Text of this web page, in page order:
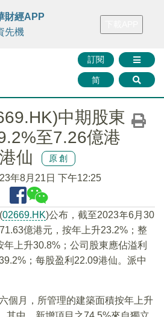
FINMETA 財華證券 媒體矩陣
訂閱
简
財經APP
先機
中期股東
至7.26億港
仙
原創
年8月21日 下午12:25
02669.HK)公布，截至2023年6月30
億港元，按年上升23.2%；整
上升30.8%；公司股東應佔溢利
；每股盈利22.09港仙。派中
個月，所管理的建築面積按年上升